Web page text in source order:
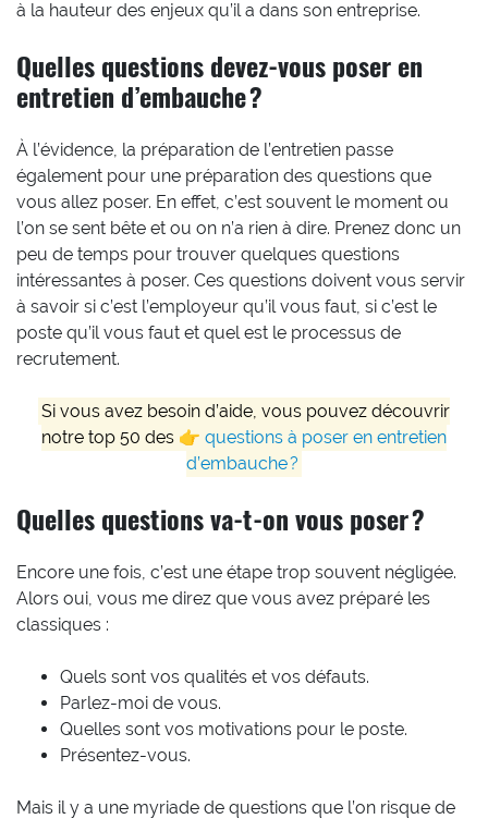
à la hauteur des enjeux qu’il a dans son entreprise.
Quelles questions devez-vous poser en
entretien d’embauche ?
À l’évidence, la préparation de l’entretien passe
également pour une préparation des questions que
vous allez poser. En effet, c’est souvent le moment ou
l’on se sent bête et ou on n’a rien à dire. Prenez donc un
peu de temps pour trouver quelques questions
intéressantes à poser. Ces questions doivent vous servir
à savoir si c’est l’employeur qu’il vous faut, si c’est le
poste qu’il vous faut et quel est le processus de
recrutement.
Si vous avez besoin d’aide, vous pouvez découvrir
notre top 50 des 👉 questions à poser en entretien
d’embauche ?
Quelles questions va-t-on vous poser ?
Encore une fois, c’est une étape trop souvent négligée.
Alors oui, vous me direz que vous avez préparé les
classiques :
Quels sont vos qualités et vos défauts.
Parlez-moi de vous.
Quelles sont vos motivations pour le poste.
Présentez-vous.
Mais il y a une myriade de questions que l’on risque de